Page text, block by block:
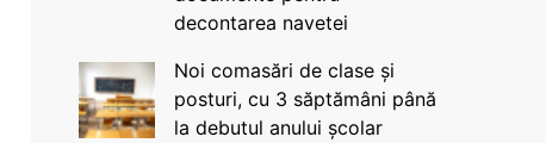
decontarea navetei
Noi comasări de clase și
posturi, cu 3 săptămâni până
la debutul anului școlar